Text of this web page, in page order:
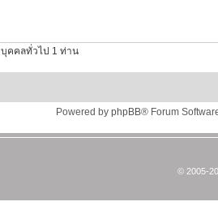
คคลทั่วไป 1 ท่าน
Powered by phpBB® Forum
© 2005-